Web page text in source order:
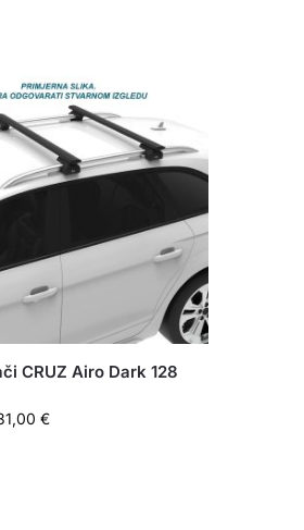
CRUZ Airo Dark 128
€